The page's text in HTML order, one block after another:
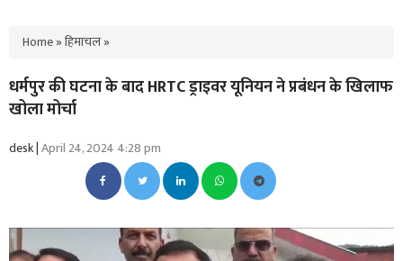
Home»हिमाचल»
धर्मपुर की घटना के बाद HRTC ड्राइवर यूनियन ने प्रबंधन के खिलाफ
खोला मोर्चा
desk |April 24, 2024 4:28 pm